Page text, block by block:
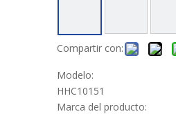
Compartir con:
Modelo:
HHC10151
Marca del producto: